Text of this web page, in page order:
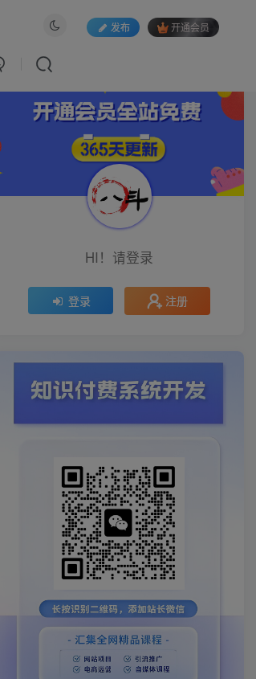
发布 开通会员
HI！请登录
登录 注册